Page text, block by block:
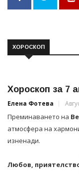
ХОРОСКОП
Хороскоп за 7
Елена Фотева
Преминаването на
атмосфера на
изненади.
Любов,